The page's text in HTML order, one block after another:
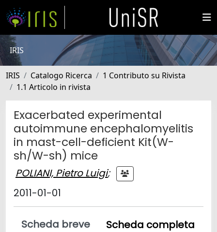
IRIS
IRIS Catalogo Ricerca
1 Contributo su Rivista
1.1 Articolo in rivista
Exacerbated experimental
autoimmune encephalomyelitis
in mast-cell-deficient Kit(W-
sh/W-sh) mice
POLIANI, Pietro Luigi;
2011-01-01
Scheda breve
Scheda completa